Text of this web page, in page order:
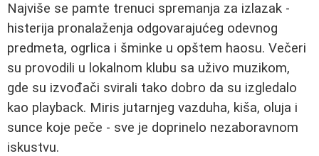
Najviše se pamte trenuci spremanja za izlazak -
histerija pronalaženja odgovarajućeg odevnog
predmeta, ogrlica i šminke u opštem haosu. Večeri
su provodili u lokalnom klubu sa uživo muzikom,
gde su izvođači svirali tako dobro da su izgledalo
kao playback. Miris jutarnjeg vazduha, kiša, oluja i
sunce koje peče - sve je doprinelo nezaboravnom
iskustvu.